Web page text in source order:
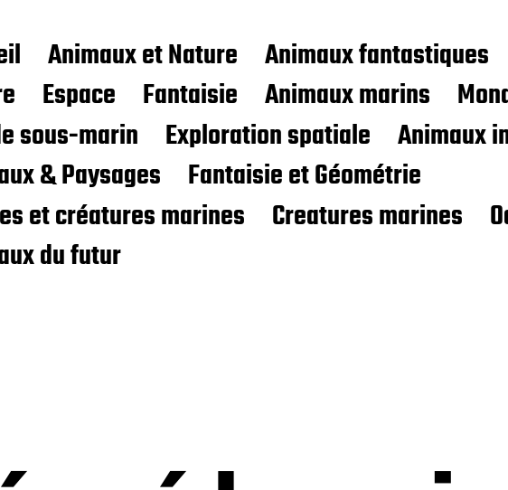
Animaux et Nature Animaux fantastiques
Espace Fantaisie Animaux marins
sous-marin
Exploration spatiale
Animaux
& Paysages
Fantaisie et Géométrie
et créatures marines
Creatures marines
du futur